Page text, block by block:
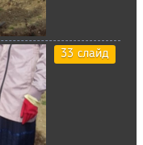
33 слайд